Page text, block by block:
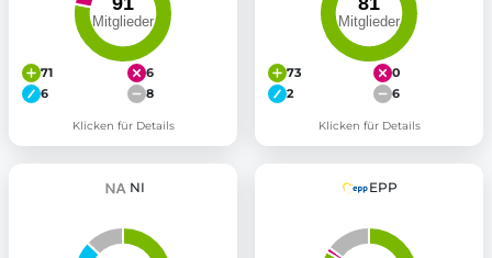
71
6
6
8
Klicken für Details
73
0
2
6
Klicken für Details
NI EPP